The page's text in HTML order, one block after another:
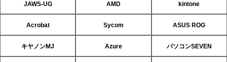
JAWS-UG AMD kintone
Acrobat Sycom ASUS ROG
キヤノンMJ Azure パソコンSEVEN